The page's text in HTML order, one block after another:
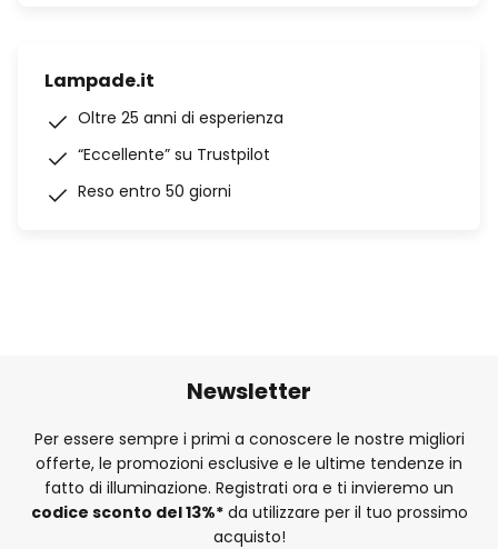
Lampade.it
Oltre 25 anni di esperienza
“Eccellente” su Trustpilot
Reso entro 50 giorni
Newsletter
Per essere sempre i primi a conoscere le nostre migliori
offerte, le promozioni esclusive e le ultime tendenze in
fatto di illuminazione. Registrati ora e ti invieremo un
codice sconto del13%*da utilizzare per il tuo prossimo
acquisto!